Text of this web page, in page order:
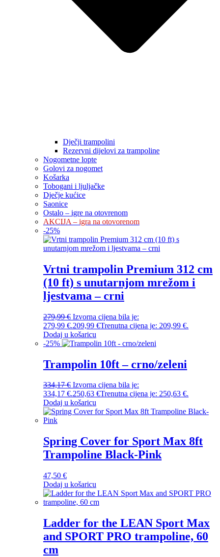
Dječji trampolini
Rezervni dijelovi za trampoline
Nogometne lopte
Golovi za nogomet
Košarka
Tobogani i ljuljačke
Dječje kućice
Saonice
Ostalo – igre na otovrenom
AKCIJA – igra na otovorenom
-25%
Vrtni trampolin Premium 312 cm
(10 ft) s unutarnjom mrežom i
ljestvama – crni
279,99€ Izvorna cijena bila je:
279,99 €.209,99 €Trenutna cijena je: 209,99 €.
Dodaj u košaricu
-25%
Trampolin 10ft – crno/zeleni
334,17€ Izvorna cijena bila je:
334,17 €.250,63 €Trenutna cijena je: 250,63 €.
Dodaj u košaricu
Spring Cover for Sport Max 8ft
Trampoline Black-Pink
47,50 €
Dodaj u košaricu
Ladder for the LEAN Sport Max
and SPORT PRO trampoline, 60
cm